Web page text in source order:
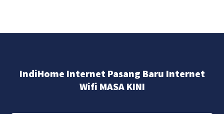
IndiHome Internet Pasang Baru Internet
Wifi MASA KINI